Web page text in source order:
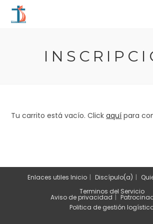
Tu carrito está vacío. Clickaquí para
Enlaces utiles Inicio Discípulo(a)
Terminos del Servicio
Aviso de privacidad
Politica de gestión